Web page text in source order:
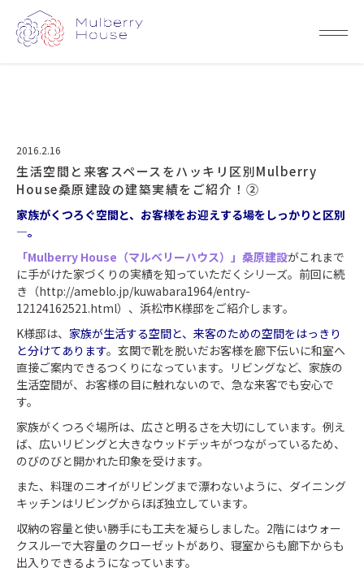
2016.2.16
生活空間と来客スペースをハッキリ区別Mulberry
House桑原建設の建築実績をご紹介！②
家族がくつろぐ空間と、お客様をお迎えする場をしっかりと区別
―。
「Mulberry House（マルベリーハウス）」桑原建設がこれまで
に手がけた家づくりの実績を知っていただくシリーズ。前回に続
き（http://ameblo.jp/kuwabara1964/entry-
12124162521.html）、浜松市K様邸をご紹介します。
K様邸は、 家族が生活する空間と、来客のための空間をはっきり
と分けてあります。玄関で靴を脱いだお客様を廊下伝いに和室へ
直接ご案内できるつくりになっています。リビングなど、家族の
生活空間が、お客様の目に触れないので、急な来客でも安心で
す。
家族がくつろぐ場所は、広さと明るさを大切にしています。例え
ば、広いリビングと大きなウッドデッキがつながっているため、
のびのびと開かれた印象を受けます。
また、料理のニオイがリビングまで漂わないように、ダイニング
キッチンはリビングからほぼ独立しています。
収納の容量と使い勝手にも工夫を凝らしました。2階にはウォー
クスルーで大容量のクローゼットがあり、寝室からも廊下からも
出入りできるようになっています。